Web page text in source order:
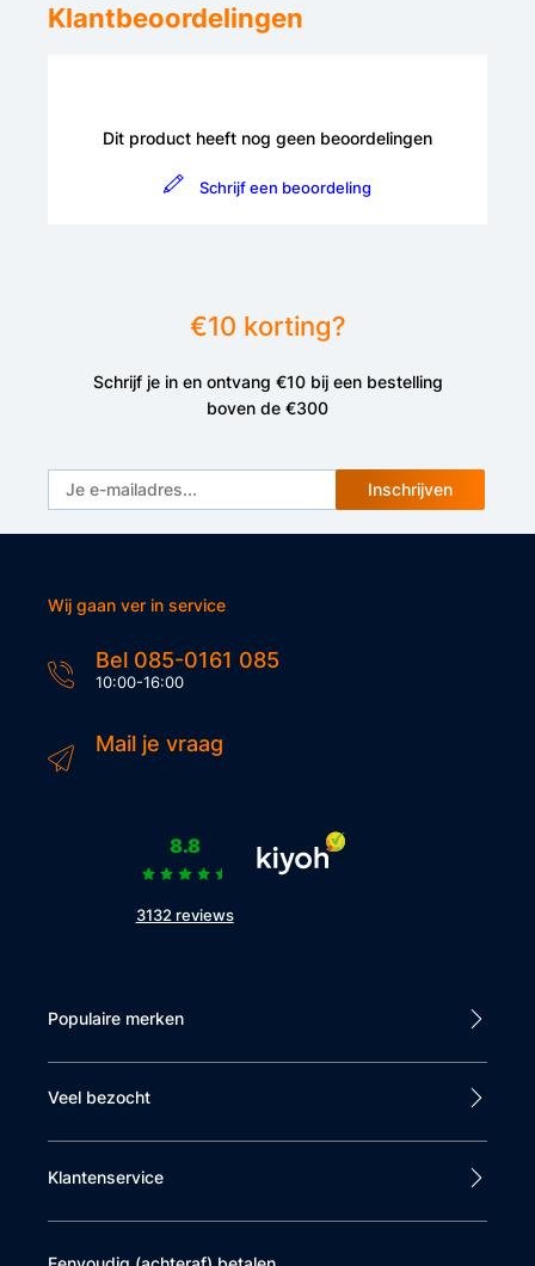
Klantbeoordelingen
Dit product heeft nog geen beoordelingen
Schrijf een beoordeling
€10 korting?
Schrijf je in en ontvang €10 bij een bestelling
boven de €300
Inschrijven
Wij gaan ver in service
Bel 085-0161 085
10:00-16:00
Mail je vraag
8.8
3132 reviews
Populaire merken
Veel bezocht
Klantenservice